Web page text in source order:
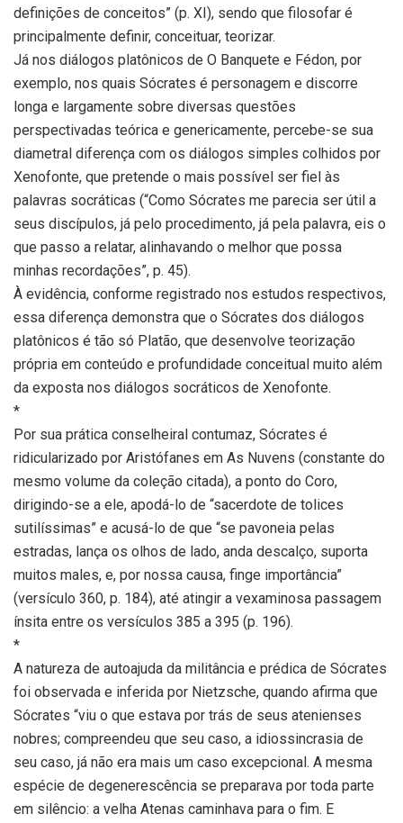
definições de conceitos” (p. XI), sendo que filosofar é
principalmente definir, conceituar, teorizar.
Já nos diálogos platônicos de O Banquete e Fédon, por
exemplo, nos quais Sócrates é personagem e discorre
longa e largamente sobre diversas questões
perspectivadas teórica e genericamente, percebe-se sua
diametral diferença com os diálogos simples colhidos por
Xenofonte, que pretende o mais possível ser fiel às
palavras socráticas (“Como Sócrates me parecia ser útil a
seus discípulos, já pelo procedimento, já pela palavra, eis o
que passo a relatar, alinhavando o melhor que possa
minhas recordações”, p. 45).
À evidência, conforme registrado nos estudos respectivos,
essa diferença demonstra que o Sócrates dos diálogos
platônicos é tão só Platão, que desenvolve teorização
própria em conteúdo e profundidade conceitual muito além
da exposta nos diálogos socráticos de Xenofonte.
*
Por sua prática conselheiral contumaz, Sócrates é
ridicularizado por Aristófanes em As Nuvens (constante do
mesmo volume da coleção citada), a ponto do Coro,
dirigindo-se a ele, apodá-lo de “sacerdote de tolices
sutilíssimas” e acusá-lo de que “se pavoneia pelas
estradas, lança os olhos de lado, anda descalço, suporta
muitos males, e, por nossa causa, finge importância”
(versículo 360, p. 184), até atingir a vexaminosa passagem
ínsita entre os versículos 385 a 395 (p. 196).
*
A natureza de autoajuda da militância e prédica de Sócrates
foi observada e inferida por Nietzsche, quando afirma que
Sócrates “viu o que estava por trás de seus atenienses
nobres; compreendeu que seu caso, a idiossincrasia de
seu caso, já não era mais um caso excepcional. A mesma
espécie de degenerescência se preparava por toda parte
em silêncio: a velha Atenas caminhava para o fim. E